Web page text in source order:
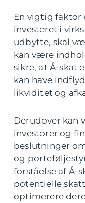
En vigtig faktor
investeret i
udbytte, skal
kan være
sikre, at Å-skat
kan have
likviditet og
Derudover kan
investorer og
beslutninger
og
forståelse af Å-
potentielle
optimerere